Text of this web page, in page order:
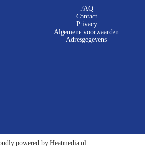
FAQ
Contact
Privacy
Algemene voorwaarden
Adresgegevens
powered by Heatmedia.nl